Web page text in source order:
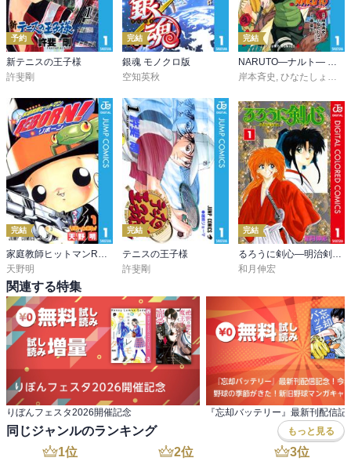
予約
新テニスの王子様
許斐剛
完結
銀魂 モノクロ版
空知英秋
完結
NARUTO―ナルト― 木ノ葉新伝 湯煙忍法帖
岸本斉史 , ひなたしょう
完結
天野明
完結
テニスの王子様
許斐剛
完結
和月伸宏
関連する特集
りぼんフェスタ2026開催記念
同じジャンルのランキング もっと見る
1位 2位 3位